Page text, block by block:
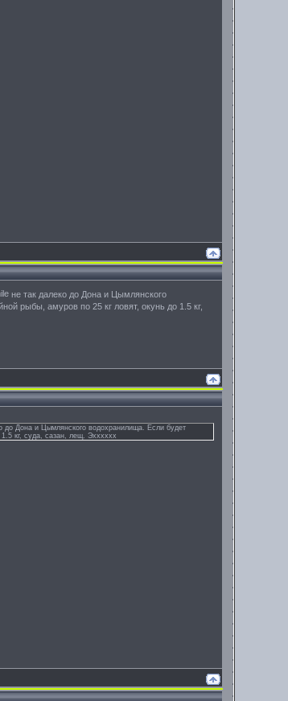
не так далеко до Дона и Цымлянского
рыбы, амуров по 25 кг ловят, окунь до 1.5 кг,
до Дона и Цымлянского водохранилища. Если будет
кг, суда, сазан, лещ. Эхххххх